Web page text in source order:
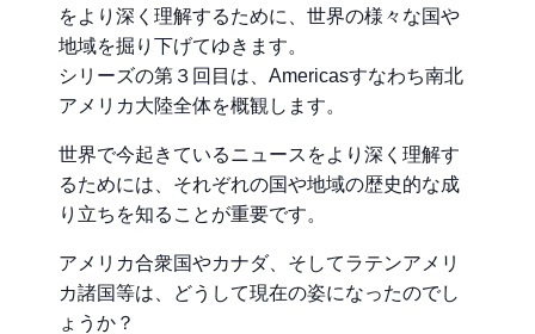
をより深く理解するために、世界の様々な国や
地域を掘り下げてゆきます。
シリーズの第３回目は、Americasすなわち南北
アメリカ大陸全体を概観します。
世界で今起きているニュースをより深く理解す
るためには、それぞれの国や地域の歴史的な成
り立ちを知ることが重要です。
アメリカ合衆国やカナダ、そしてラテンアメリ
カ諸国等は、どうして現在の姿になったのでし
ょうか？